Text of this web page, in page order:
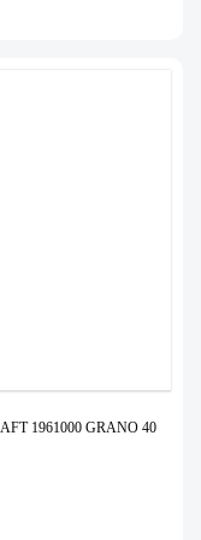
1961000 GRANO 40